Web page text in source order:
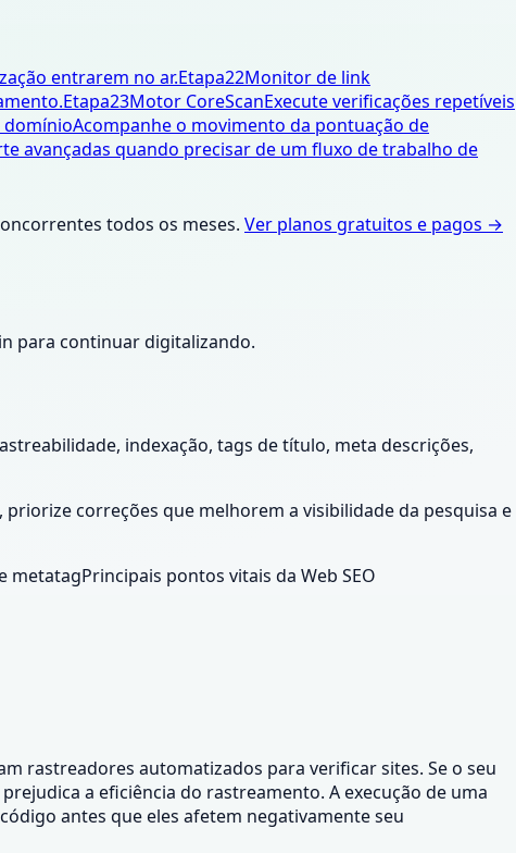
entrarem no ar.Etapa22Monitor de link
Etapa23Motor CoreScanExecute verificações repetíveis
domínioAcompanhe o movimento da pontuação de
avançadas quando precisar de um fluxo de trabalho de
todos os meses. Ver planos gratuitos e pagos →
para continuar digitalizando.
indexação, tags de título, meta descrições,
correções que melhorem a visibilidade da pesquisa e
metatagPrincipais pontos vitais da Web SEO
rastreadores automatizados para verificar sites. Se o seu
a eficiência do rastreamento. A execução de uma
antes que eles afetem negativamente seu